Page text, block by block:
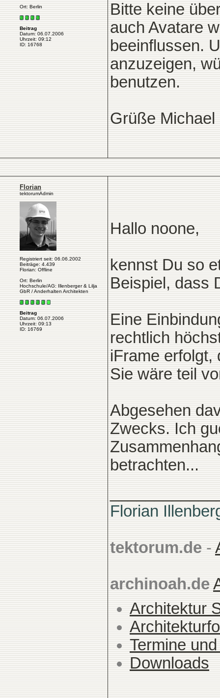
Ort: Berlin
Beitrag
Datum: 06.07.2006
Uhrzeit: 09:12
ID: 16768
Bitte keine
auch Avatare
beeinflussen.
anzuzeigen,
benutzen.
Grüße Michael
Florian
tektorumAdmin
Registriert seit: 06.06.2002
Beiträge: 4.439
Florian: Offline
Ort: Berlin
Hochschule/AG: Illenberger & Lilja
GbR / Anderhalten Architekten
Beitrag
Datum: 06.07.2006
Uhrzeit: 09:13
ID: 16769
Hallo noone,
kennst Du so
Beispiel, dass
Eine
rechtlich
iFrame erfolgt,
Sie wäre teil
Abgesehen
Zwecks. Ich
betrachten...
Florian
tektorum.de -
archinoah.de
Architektur
Termine
Downloads